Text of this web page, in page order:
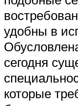
удобны в
сегодня
которые